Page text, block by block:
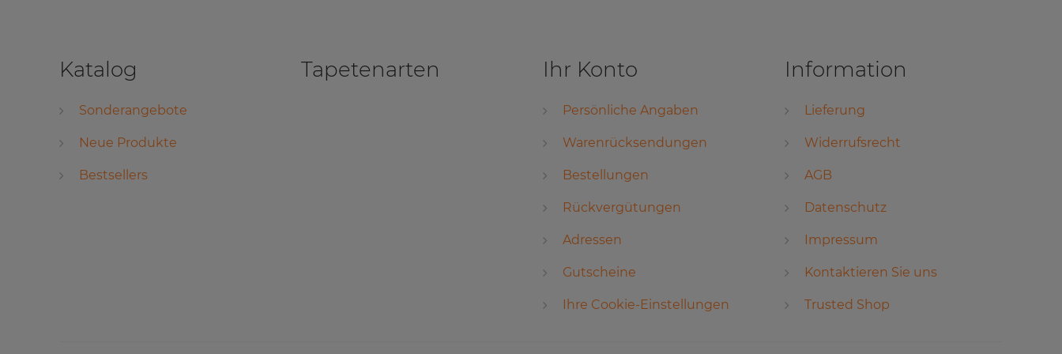
Katalog
Sonderangebote
Neue Produkte
Bestsellers
Tapetenarten Ihr Konto
Persönliche Angaben
Warenrücksendungen
Bestellungen
Rückvergütungen
Adressen
Gutscheine
Ihre Cookie-Einstellungen
Information
Lieferung
Widerrufsrecht
AGB
Datenschutz
Impressum
Kontaktieren Sie uns
Trusted Shop